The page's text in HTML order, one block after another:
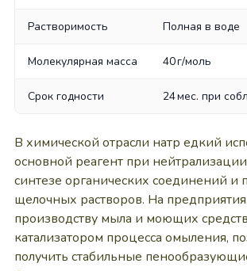
Растворимость Полная в воде
Молекулярная масса 40 г/моль
Срок годности 24 мес. при
В химической отрасли натр едкий
основной реагент при нейтрализации
синтезе органических соединений и
щелочных растворов. На
производству мыла и моющих
катализатором процесса омыления,
получить стабильные